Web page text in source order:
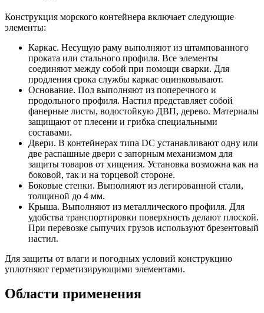
Конструкция морского контейнера включает следующие
элементы:
Каркас. Несущую раму выполняют из штампованного
проката или стального профиля. Все элементы
соединяют между собой при помощи сварки. Для
продления срока службы каркас оцинковывают.
Основание. Пол выполняют из поперечного и
продольного профиля. Настил представляет собой
фанерные листы, водостойкую ДВП, дерево. Материалы
защищают от плесени и грибка специальными
составами.
Двери. В контейнерах типа DC устанавливают одну или
две распашные двери с запорным механизмом для
защиты товаров от хищения. Установка возможна как на
боковой, так и на торцевой стороне.
Боковые стенки. Выполняют из легированной стали,
толщиной до 4 мм.
Крыша. Выполняют из металлического профиля. Для
удобства транспортировки поверхность делают плоской.
При перевозке сыпучих грузов используют брезентовый
настил.
Для защиты от влаги и погодных условий конструкцию
уплотняют герметизирующими элементами.
Области применения